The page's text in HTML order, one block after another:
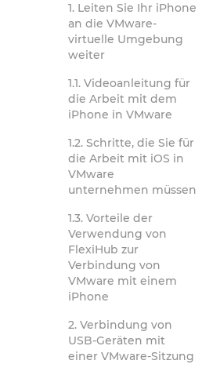
Leiten Sie Ihr iPhone
an die VMware-
virtuelle Umgebung
weiter
Videoanleitung für
die Arbeit mit dem
iPhone in VMware
Schritte, die Sie für
die Arbeit mit iOS in
VMware
unternehmen müssen
Vorteile der
Verwendung von
FlexiHub zur
Verbindung von
VMware mit einem
iPhone
Verbindung von
USB-Geräten mit
einer VMware-Sitzung